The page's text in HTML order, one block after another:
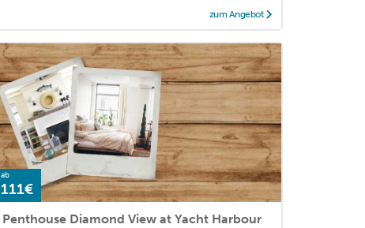
zum Angebot
ab
111€
Penthouse Diamond View at Yacht Harbour